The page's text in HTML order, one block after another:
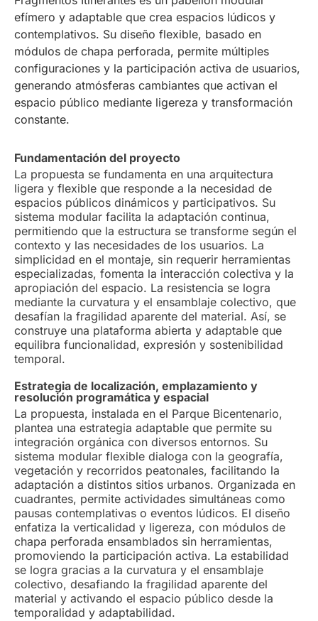
efímero y adaptable que crea espacios lúdicos y
contemplativos. Su diseño flexible, basado en
módulos de chapa perforada, permite múltiples
configuraciones y la participación activa de usuarios,
generando atmósferas cambiantes que activan el
espacio público mediante ligereza y transformación
constante.
Fundamentación del proyecto
La propuesta se fundamenta en una arquitectura
ligera y flexible que responde a la necesidad de
espacios públicos dinámicos y participativos. Su
sistema modular facilita la adaptación continua,
permitiendo que la estructura se transforme según el
contexto y las necesidades de los usuarios. La
simplicidad en el montaje, sin requerir herramientas
especializadas, fomenta la interacción colectiva y la
apropiación del espacio. La resistencia se logra
mediante la curvatura y el ensamblaje colectivo, que
desafían la fragilidad aparente del material. Así, se
construye una plataforma abierta y adaptable que
equilibra funcionalidad, expresión y sostenibilidad
temporal.
Estrategia de localización, emplazamiento y
resolución programática y espacial
La propuesta, instalada en el Parque Bicentenario,
plantea una estrategia adaptable que permite su
integración orgánica con diversos entornos. Su
sistema modular flexible dialoga con la geografía,
vegetación y recorridos peatonales, facilitando la
adaptación a distintos sitios urbanos. Organizada en
cuadrantes, permite actividades simultáneas como
pausas contemplativas o eventos lúdicos. El diseño
enfatiza la verticalidad y ligereza, con módulos de
chapa perforada ensamblados sin herramientas,
promoviendo la participación activa. La estabilidad
se logra gracias a la curvatura y el ensamblaje
colectivo, desafiando la fragilidad aparente del
material y activando el espacio público desde la
temporalidad y adaptabilidad.